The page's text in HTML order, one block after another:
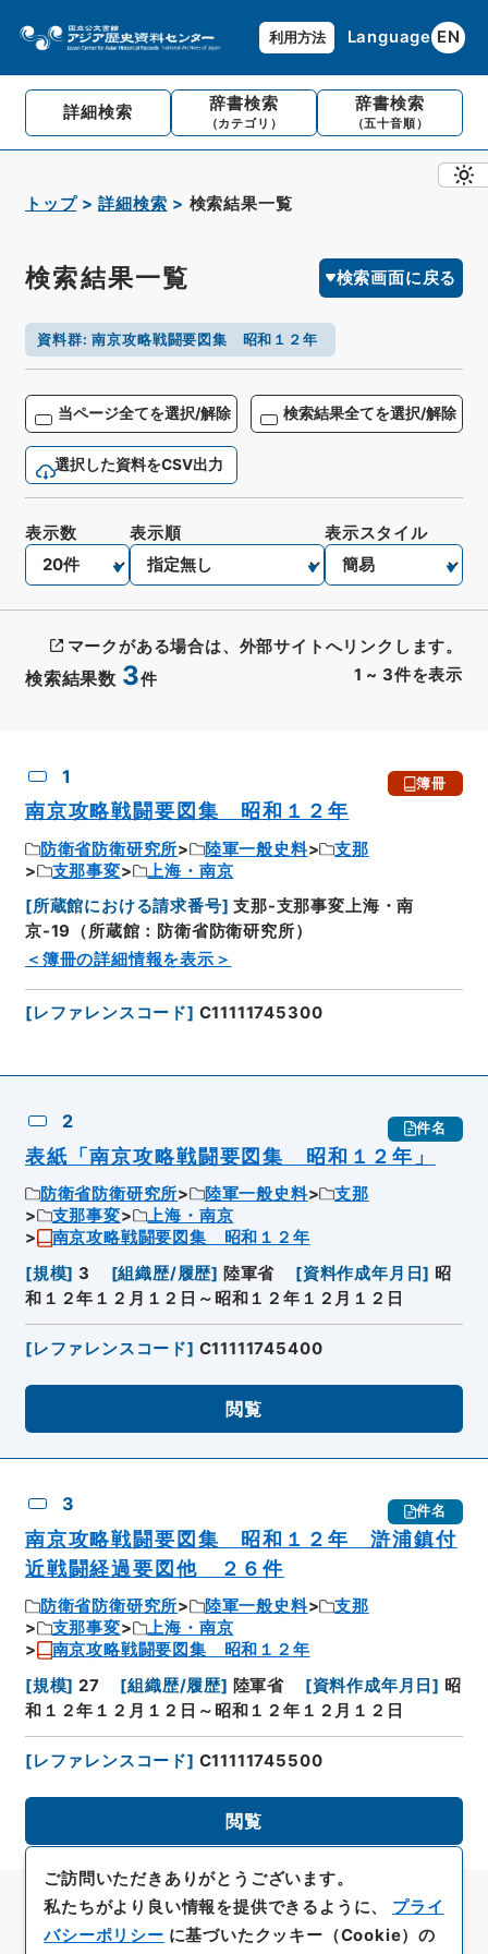
利用方法 Language EN
詳細検索 辞書検索
（カテゴリ）
辞書検索
（五十音順）
トップ 詳細検索 検索結果一覧
検索結果一覧 検索画面に戻る
資料群:南京攻略戦闘要図集 昭和１２年
当ページ全てを選択/解除 検索結果全てを選択/解除
選択した資料をCSV出力
検索結果数 3件 1 ~ 3件を表示
表示数 表示順 表示スタイル
マークがある場合は、外部サイトへリンクします。
1 簿冊
南京攻略戦闘要図集 昭和１２年
防衛省防衛研究所 陸軍一般史料
支那
支那事変
上海・南京
[所蔵館における請求番号] 支那-支那事変上海・南
京-19（所蔵館：防衛省防衛研究所）
＜簿冊の詳細情報を表示＞
[レファレンスコード] C11111745300
2 件名
表紙「南京攻略戦闘要図集 昭和１２年」
防衛省防衛研究所 陸軍一般史料
支那
支那事変
上海・南京
南京攻略戦闘要図集 昭和１２年
[規模] 3 [組織歴/履歴] 陸軍省 [資料作成年月日] 昭
和１２年１２月１２日～昭和１２年１２月１２日
[レファレンスコード] C11111745400
閲覧
3 件名
南京攻略戦闘要図集 昭和１２年 滸浦鎮付
近戦闘経過要図他 ２６件
防衛省防衛研究所 陸軍一般史料
支那
支那事変
上海・南京
南京攻略戦闘要図集 昭和１２年
[規模] 27 [組織歴/履歴] 陸軍省 [資料作成年月日] 昭
和１２年１２月１２日～昭和１２年１２月１２日
[レファレンスコード] C11111745500
閲覧
ご訪問いただきありがとうございます。
私たちがより良い情報を提供できるように、 プライ
バシーポリシー に基づいたクッキー（Cookie）の